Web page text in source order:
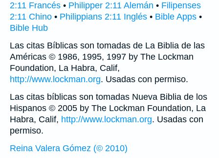
2:11 Francés • Philipper 2:11 Alemán • Filipenses
2:11 Chino • Philippians 2:11 Inglés • Bible Apps •
Bible Hub
Las citas Bíblicas son tomadas de La Biblia de las
Américas © 1986, 1995, 1997 by The Lockman
Foundation, La Habra, Calif,
http://www.lockman.org. Usadas con permiso.
Las citas bíblicas son tomadas Nueva Biblia de los
Hispanos © 2005 by The Lockman Foundation, La
Habra, Calif, http://www.lockman.org. Usadas con
permiso.
Reina Valera Gómez (© 2010)